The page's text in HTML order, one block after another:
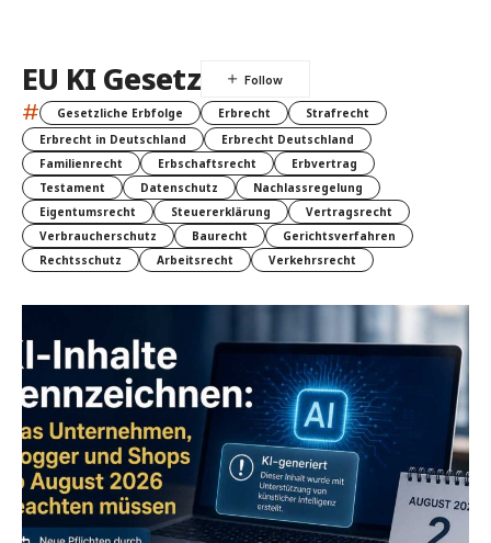
EU KI Gesetz
# Gesetzliche Erbfolge Erbrecht
Strafrecht
Erbrecht in Deutschland
Erbrecht Deutschland
Familienrecht
Erbschaftsrecht
Erbvertrag
Testament
Datenschutz
Nachlassregelung
Eigentumsrecht
Steuererklärung
Vertragsrecht
Verbraucherschutz
Baurecht
Gerichtsverfahren
Rechtsschutz
Arbeitsrecht Verkehrsrecht